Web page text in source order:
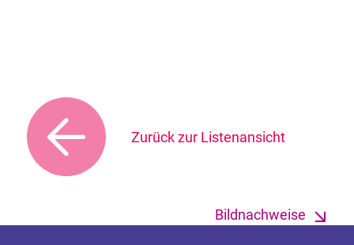
Zurück zur Listenansicht
Bildnachweise